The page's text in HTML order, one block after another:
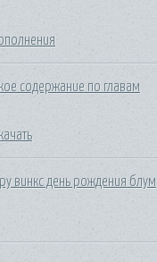
содержание по главам
винкс день рождения блум